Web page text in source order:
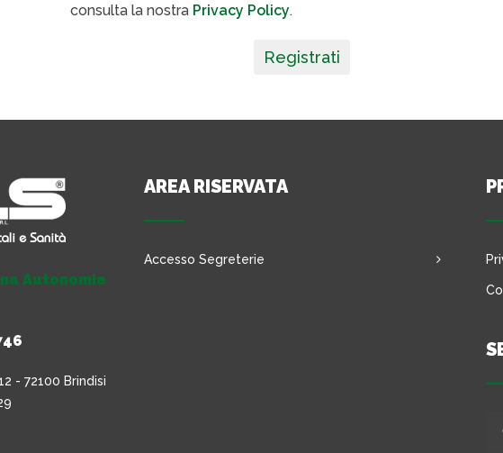
consulta la nostra Privacy Policy.
Registrati
Autonomie
- 72100 Brindisi
AREA RISERVATA
Accesso Segreterie